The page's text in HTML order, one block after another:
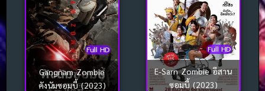
Full HD
Gangnam Zombie
คังนัมซอมบี้ (2023)
Full HD
E-Sarn Zombie อีสาน
ซอมบี้ (2023)